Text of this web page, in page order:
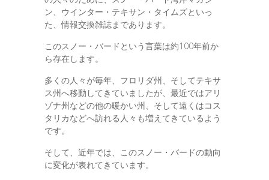
ン、ウインター・テキサン・タイムズといっ
た、情報交換雑誌まであります。
このスノー・バードという言葉は約100年前か
ら存在します。
多くの人々が毎年、フロリダ州、そしてテキサ
ス州へ移動してきていましたが、最近ではアリ
ゾナ州などの他の暖かい州、そして遠くはコス
タリカなどへ訪れる人々も増えてきているよう
です。
そして、近年では、このスノー・バードの動向
に変化が表れてきています。